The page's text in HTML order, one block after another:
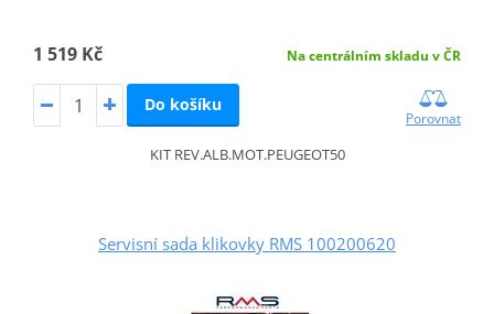
1 519 Kč Na centrálním skladu v ČR
Do košíku
Porovnat
KIT REV.ALB.MOT.PEUGEOT50
Servisní sada klikovky RMS 100200620